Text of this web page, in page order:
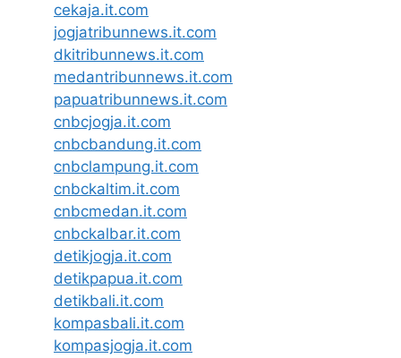
cekaja.it.com
jogjatribunnews.it.com
dkitribunnews.it.com
medantribunnews.it.com
papuatribunnews.it.com
cnbcjogja.it.com
cnbcbandung.it.com
cnbclampung.it.com
cnbckaltim.it.com
cnbcmedan.it.com
cnbckalbar.it.com
detikjogja.it.com
detikpapua.it.com
detikbali.it.com
kompasbali.it.com
kompasjogja.it.com